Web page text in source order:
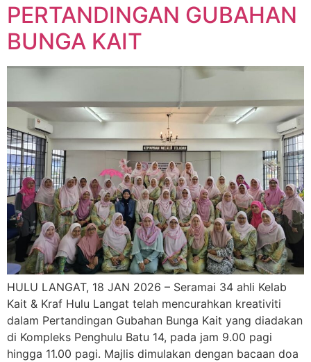
PERTANDINGAN GUBAHAN
BUNGA KAIT
HULU LANGAT, 18 JAN 2026 – Seramai 34 ahli Kelab
Kait & Kraf Hulu Langat telah mencurahkan kreativiti
dalam Pertandingan Gubahan Bunga Kait yang diadakan
di Kompleks Penghulu Batu 14, pada jam 9.00 pagi
hingga 11.00 pagi. Majlis dimulakan dengan bacaan doa